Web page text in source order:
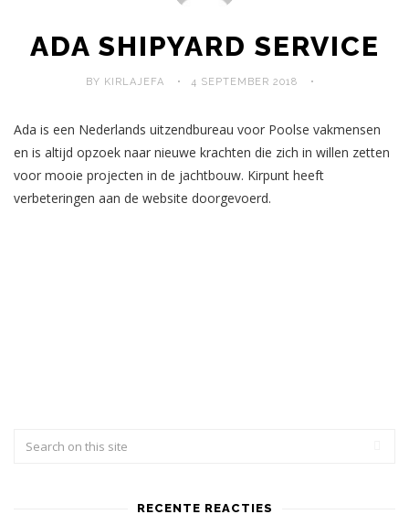
ADA SHIPYARD SERVICE
BY KIRLAJEFA 4 SEPTEMBER 2018
Ada is een Nederlands uitzendbureau voor Poolse vakmensen
en is altijd opzoek naar nieuwe krachten die zich in willen zetten
voor mooie projecten in de jachtbouw. Kirpunt heeft
verbeteringen aan de website doorgevoerd.
RECENTE REACTIES